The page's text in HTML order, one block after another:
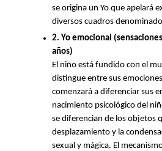
se origina un Yo que apelará
diversos cuadros
2. Yo emocional
años)
El niño está fundido con el
distingue entre sus
comenzará a diferenciar sus
nacimiento psicológico del
se diferencian de los objetos
desplazamiento y la
sexual y mágica. El